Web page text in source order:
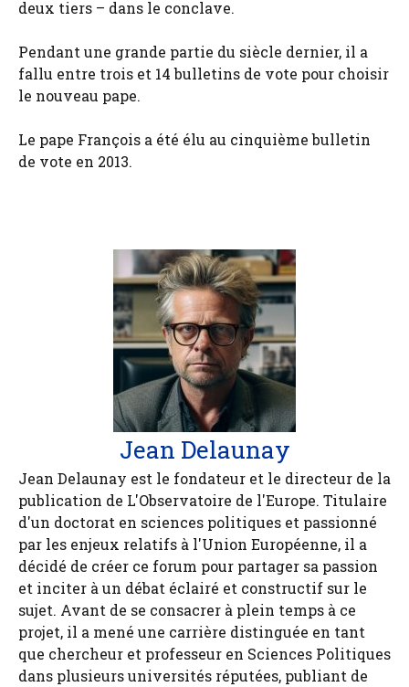
deux tiers – dans le conclave.
Pendant une grande partie du siècle dernier, il a
fallu entre trois et 14 bulletins de vote pour choisir
le nouveau pape.
Le pape François a été élu au cinquième bulletin
de vote en 2013.
Jean Delaunay
Jean Delaunay est le fondateur et le directeur de la
publication de L'Observatoire de l'Europe. Titulaire
d'un doctorat en sciences politiques et passionné
par les enjeux relatifs à l'Union Européenne, il a
décidé de créer ce forum pour partager sa passion
et inciter à un débat éclairé et constructif sur le
sujet. Avant de se consacrer à plein temps à ce
projet, il a mené une carrière distinguée en tant
que chercheur et professeur en Sciences Politiques
dans plusieurs universités réputées, publiant de